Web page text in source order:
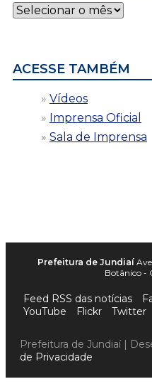
Notícias
por
ACESSE TAMBÉM
Vídeos
Imprensa Oficial
Sala de Imprensa
Prefeitura de Jundiaí
Botânico -
Feed RSS das notícias
YouTube
Flickr Twitter
Prefeitura de Jundiaí |
de Privacidade